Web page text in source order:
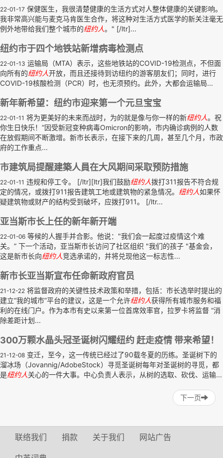
22-01-17 保健医生，我很清楚健康的生活方式对人整体健康的关键影响。
我非常高兴能与麦克马肯医生合作，将这种对生活方式医学的新关注毫无
例外地带给我们整个城市的纽约人。" [/ltr]...
纽约市于四个地铁站新增病毒检测点
22-01-13 运输局（MTA）表示，这些地铁站的COVID-19检测点，不但面
向所有的纽约人开放，而且还接待到访纽约的游客朋友们；同时，进行
COVID-19核酸检测（PCR）时，也无须预约。此外，大都会运输局...
新年新希望：纽约市迎来第一个元旦宝宝
22-01-11 将为更美好的未来而战时，为的就是像与你一样的新纽约人。祝
你生日快乐！”因受新冠变种病毒Omicron的影响，市内确诊病例的人数
在放假期间不断激增。新市长表示，在接下来的几周，甚至几个月，市政
府的工作重点...
市建筑局提醒建築人員在大风期间采取预防措施
22-01-11 违规和停工令。 [/ltr][ltr]我们鼓励纽约人拨打311报告不符合规
定的情况，或拨打911报告建筑工地或建筑物的紧急情况。 纽约人如果怀
疑建筑物或财产的结构受到破坏，应拨打911。 [/ltr...
亚当斯市长上任的新年新开端
22-01-06 等候的人握手并合影。他说："我们会一起度过疫情这个难
关。” 下一个活动，亚当斯市长访问了社区组织 "我们的孩子 "基金会，
这是新市长向纽约人竞选承诺的，并将兑现他这一标志性...
新市长亚当斯宣布任命新政府官员
21-12-22 将监督政府的关键性技术政策和举措，包括：市长选举时提出的
建立“我的城市”平台的建议，这是一个允许纽约人获得所有城市服务和福
利的在线门户。作为本市有史以来第一位首席效率官，拉罗卡将监督 “消
除差距计划...
300万颗水晶头冠圣诞树闪耀纽约 赶走疫情 带来希望！
21-12-08 变迁，至今，这一传统已经过了90载冬夏的历练。圣诞树下的
溜冰场（Jovannig/AdobeStock）寻觅圣诞树每年对圣诞树的寻觅，都
是纽约人关心的一件大事。中心负责人表示，从树的选取、砍伐、运输...
下一页
联络我们 捐款 关于我们 网站广告